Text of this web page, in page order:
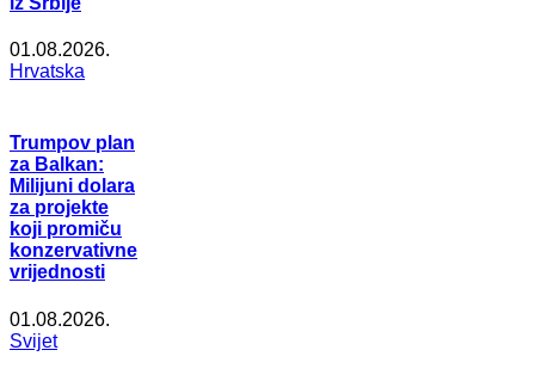
01.08.2026.
Hrvatska
Trumpov plan
za Balkan:
Milijuni dolara
za projekte
koji promiču
konzervativne
vrijednosti
01.08.2026.
Svijet